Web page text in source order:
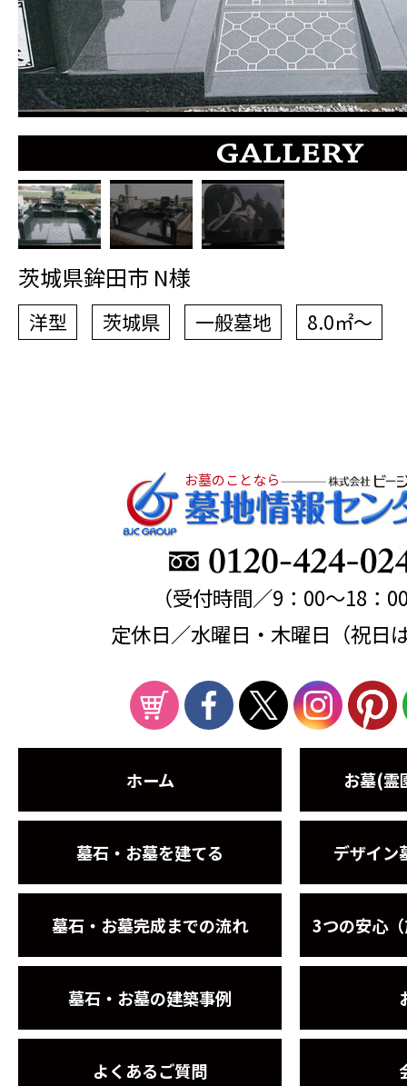
茨城県鉾田市 N様
洋型 茨城県 一般墓地 8.0㎡～
お墓のことなら
（受付時間／9：00～18：
定休日／水曜日・木曜日（祝日
ホーム
墓石・お墓を建てる
墓石・お墓完成までの流れ
墓石・お墓の建築事例
よくあるご質問
お墓(霊
デザイン
3つの安心